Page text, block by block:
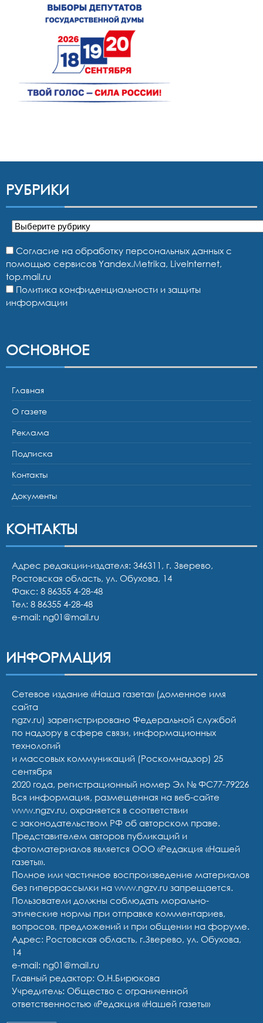
РУБРИКИ
Рубрики
Согласие на обработку персональных данных с
помощью сервисов Yandex.Metrika, LiveInternet,
top.mail.ru
Политика конфиденциальности и защиты
информации
ОСНОВНОЕ
Главная
О газете
Реклама
Подписка
Контакты
Документы
КОНТАКТЫ
Адрес редакции-издателя: 346311, г. Зверево,
Ростовская область, ул. Обухова, 14
Факс: 8 86355 4-28-48
Тел: 8 86355 4-28-48
e-mail: ng01@mail.ru
ИНФОРМАЦИЯ
Сетевое издание «Наша газета» (доменное имя
сайта
ngzv.ru) зарегистрировано Федеральной службой
по надзору в сфере связи, информационных
технологий
и массовых коммуникаций (Роскомнадзор) 25
сентября
2020 года, регистрационный номер Эл № ФС77-79226
Вся информация, размещенная на веб-сайте
www.ngzv.ru, охраняется в соответствии
с законодательством РФ об авторском праве.
Представителем авторов публикаций и
фотоматериалов является ООО «Редакция «Нашей
газеты».
Полное или частичное воспроизведение материалов
без гиперрассылки на www.ngzv.ru запрещается.
Пользователи должны соблюдать морально-
этические нормы при отправке комментариев,
вопросов, предложений и при общении на форуме.
Адрес: Ростовская область, г.Зверево, ул. Обухова,
14
e-mail: ng01@mail.ru
Главный редактор: О.Н.Бирюкова
Учредитель: Общество с ограниченной
ответственностью «Редакция «Нашей газеты»